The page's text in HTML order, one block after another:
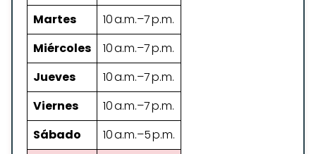
Martes
10 a.m.–7 p.m.
Miércoles
10 a.m.–7 p.m.
Jueves
10 a.m.–7 p.m.
Viernes
10 a.m.–7 p.m.
Sábado
10 a.m.–5 p.m.